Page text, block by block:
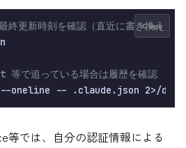
新時刻を確認（直近に書き換えられ
で追っている場合は履歴を確認
Copy
等では、自分の認証情報による